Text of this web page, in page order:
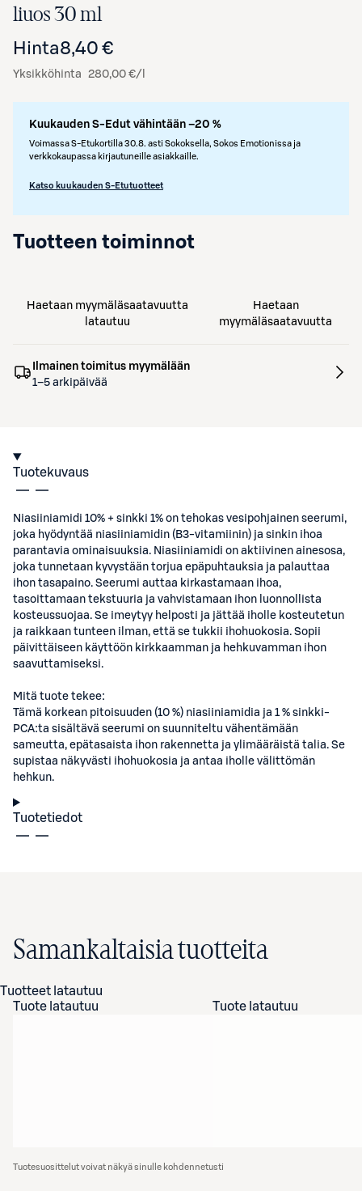
liuos 30 ml
Hinta8,40 €
Yksikköhinta 280,00 €/l
Kuukauden S-Edut vähintään –20 %
Voimassa S-Etukortilla 30.8. asti Sokoksella, Sokos Emotionissa ja
verkkokaupassa kirjautuneille asiakkaille.
Katso kuukauden S-Etutuotteet
Tuotteen toiminnot
Haetaan myymäläsaatavuutta
latautuu
Haetaan
myymäläsaatavuutta
Ilmainen toimitus myymälään
1–5 arkipäivää
Tuotekuvaus
Niasiiniamidi 10% + sinkki 1% on tehokas vesipohjainen seerumi,
joka hyödyntää niasiiniamidin (B3-vitamiinin) ja sinkin ihoa
parantavia ominaisuuksia. Niasiiniamidi on aktiivinen ainesosa,
joka tunnetaan kyvystään torjua epäpuhtauksia ja palauttaa
ihon tasapaino. Seerumi auttaa kirkastamaan ihoa,
tasoittamaan tekstuuria ja vahvistamaan ihon luonnollista
kosteussuojaa. Se imeytyy helposti ja jättää iholle kosteutetun
ja raikkaan tunteen ilman, että se tukkii ihohuokosia. Sopii
päivittäiseen käyttöön kirkkaamman ja hehkuvamman ihon
saavuttamiseksi.
Mitä tuote tekee:
Tämä korkean pitoisuuden (10 %) niasiiniamidia ja 1 % sinkki-
PCA:ta sisältävä seerumi on suunniteltu vähentämään
sameutta, epätasaista ihon rakennetta ja ylimääräistä talia. Se
supistaa näkyvästi ihohuokosia ja antaa iholle välittömän
hehkun.
Tuotetiedot
Samankaltaisia tuotteita
Tuotteet latautuu
Tuote latautuu
Tuote latautuu
Tuotesuosittelut voivat näkyä sinulle kohdennetusti